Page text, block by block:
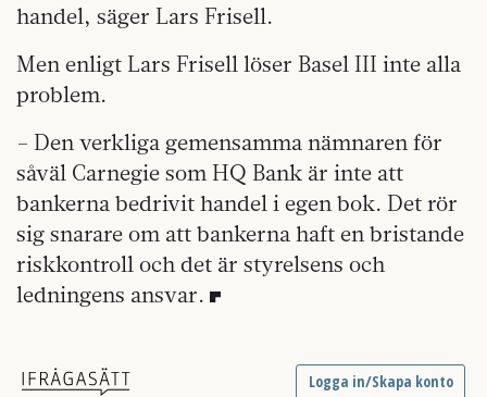
handel, säger Lars Frisell.
Men enligt Lars Frisell löser Basel III inte alla
problem.
– Den verkliga gemensamma nämnaren för
såväl Carnegie som HQ Bank är inte att
bankerna bedrivit handel i egen bok. Det rör
sig snarare om att bankerna haft en bristande
riskkontroll och det är styrelsens och
ledningens ansvar.